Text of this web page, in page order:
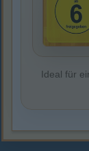
Ideal für